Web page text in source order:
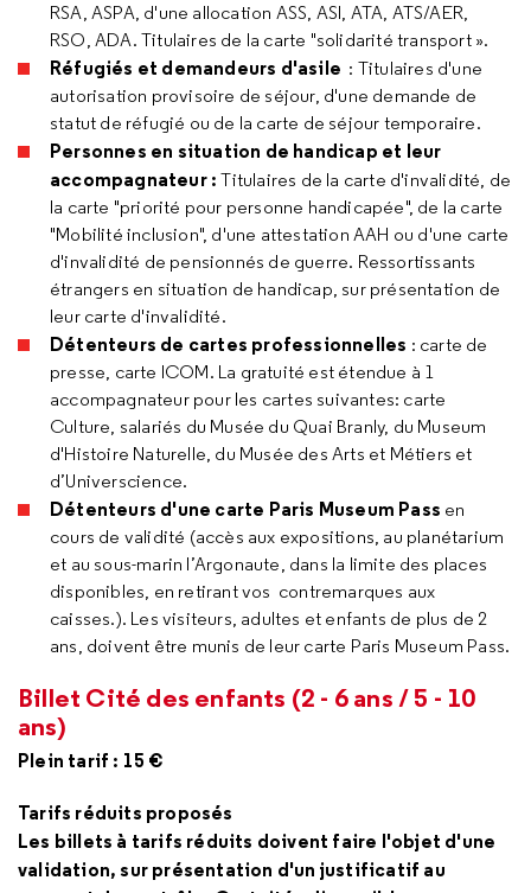
RSA, ASPA, d'une allocation ASS, ASI, ATA, ATS/AER,
RSO, ADA. Titulaires de la carte "solidarité transport ».
Réfugiés et demandeurs d'asile : Titulaires d'une
autorisation provisoire de séjour, d'une demande de
statut de réfugié ou de la carte de séjour temporaire.
Personnes en situation de handicap et leur
accompagnateur :Titulaires de la carte d'invalidité, de
la carte "priorité pour personne handicapée", de la carte
"Mobilité inclusion", d'une attestation AAH ou d'une carte
d'invalidité de pensionnés de guerre. Ressortissants
étrangers en situation de handicap, sur présentation de
leur carte d'invalidité.
Détenteurs de cartes professionnelles : carte de
presse, carte ICOM. La gratuité est étendue à 1
accompagnateur pour les cartes suivantes: carte
Culture, salariés du Musée du Quai Branly, du Museum
d'Histoire Naturelle, du Musée des Arts et Métiers et
d’Universcience.
Détenteurs d'une carte Paris Museum Pass en
cours de validité (accès aux expositions, au planétarium
et au sous-marin l’Argonaute, dans la limite des places
disponibles, en retirant vos contremarques aux
caisses.). Les visiteurs, adultes et enfants de plus de 2
ans, doivent être munis de leur carte Paris Museum Pass.
Billet Cité des enfants (2 - 6 ans / 5 - 10
ans)
Plein tarif : 15 €
Tarifs réduits proposés
Les billets à tarifs réduits doivent faire l'objet d'une
validation, sur présentation d'un justificatif au